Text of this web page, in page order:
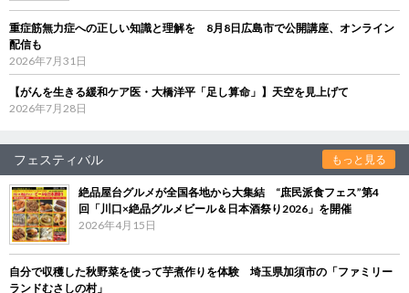
重症筋無力症への正しい知識と理解を 8月8日広島市で公開講座、オンライン
配信も
2026年7月31日
【がんを生きる緩和ケア医・大橋洋平「足し算命」】天空を見上げて
2026年7月28日
フェスティバル もっと見る
絶品屋台グルメが全国各地から大集結 “庶民派食フェス”第4
回「川口×絶品グルメビール＆日本酒祭り2026」を開催
2026年4月15日
自分で収穫した秋野菜を使って芋煮作りを体験 埼玉県加須市の「ファミリー
ランドむさしの村」